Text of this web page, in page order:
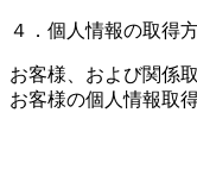
４．個人情報の取得
お客様、および関係
お客様の個人情報取